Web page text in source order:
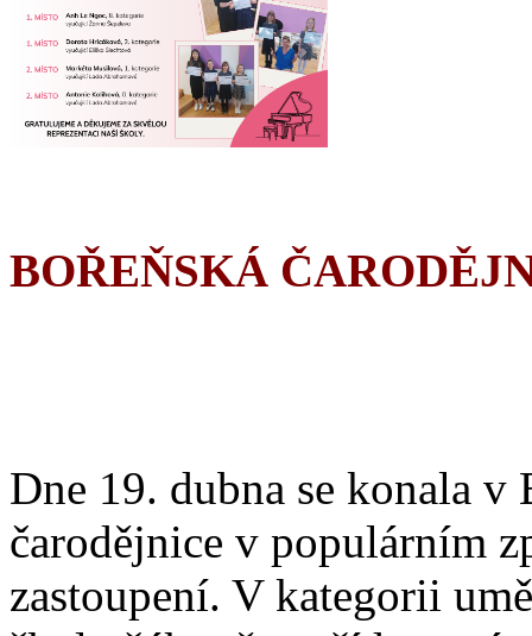
BOŘEŇSKÁ
Dne 19. dubna se konala v
čarodějnice v populárním
zastoupení. V kategorii